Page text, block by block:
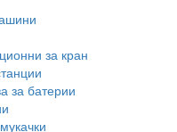
за кран
за батерии